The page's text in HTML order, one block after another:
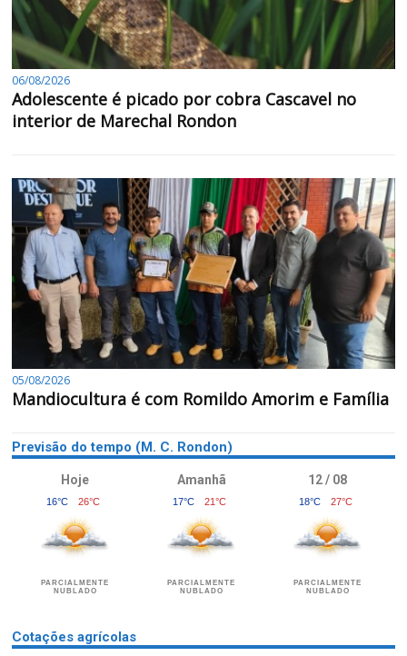
06/08/2026
Adolescente é picado por cobra Cascavel no
interior de Marechal Rondon
05/08/2026
Mandiocultura é com Romildo Amorim e Família
Previsão do tempo (M. C. Rondon)
Hoje
16°C 26°C
PARCIALMENTE
NUBLADO
Amanhã
17°C 21°C
PARCIALMENTE
NUBLADO
12 / 08
18°C 27°C
PARCIALMENTE
NUBLADO
Cotações agrícolas